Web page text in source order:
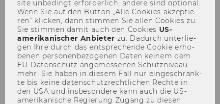
KSW Informationsabend Prof.
Dr. Daniel W. Blum -
site un­be­dingt er­for­der­lich, an­de­re sind op­tio­nal.
Wenn Sie auf den But­ton „Alle Coo­kies ak­zep­tie­
ren“ kli­cken, dann stim­men Sie allen Coo­kies zu.
Sie stim­men damit auch den Coo­kies US-​
amerikanischer An­bie­ter zu. Da­durch un­ter­lie­
gen Ihre durch das ent­spre­chen­de Coo­kie er­ho­
be­nen per­so­nen­be­zo­ge­nen Daten kei­nem dem
EU-​Datenschutz an­ge­mes­se­nen Schutz­ni­veau
mehr. Sie haben in die­sem Fall nur ein­ge­schränk­
te bis keine da­ten­schutz­recht­li­chen Rech­te in
den USA und ins­be­son­de­re kann auch die US-​
amerikanische Re­gie­rung Zu­gang zu die­sen